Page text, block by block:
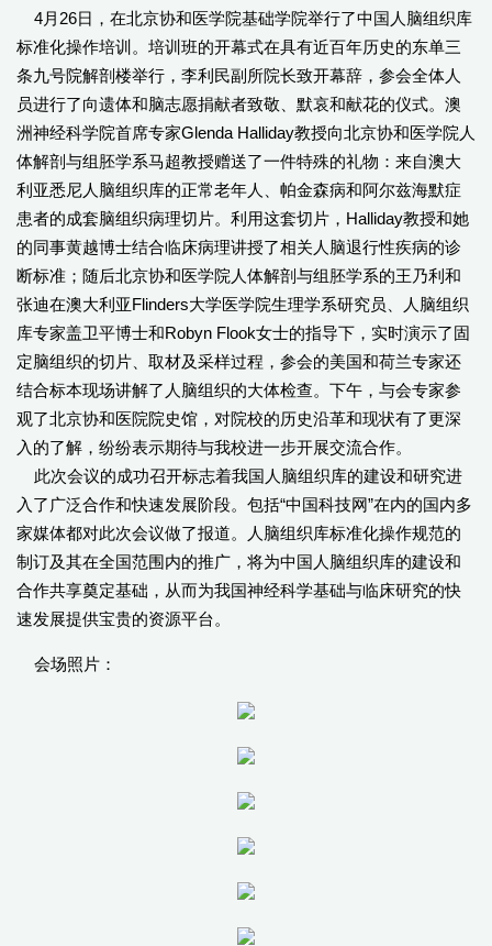
4月26日，在北京协和医学院基础学院举行了中国人脑组织库
标准化操作培训。培训班的开幕式在具有近百年历史的东单三
条九号院解剖楼举行，李利民副所院长致开幕辞，参会全体人
员进行了向遗体和脑志愿捐献者致敬、默哀和献花的仪式。澳
洲神经科学院首席专家Glenda Halliday教授向北京协和医学院人
体解剖与组胚学系马超教授赠送了一件特殊的礼物：来自澳大
利亚悉尼人脑组织库的正常老年人、帕金森病和阿尔兹海默症
患者的成套脑组织病理切片。利用这套切片，Halliday教授和她
的同事黄越博士结合临床病理讲授了相关人脑退行性疾病的诊
断标准；随后北京协和医学院人体解剖与组胚学系的王乃利和
张迪在澳大利亚Flinders大学医学院生理学系研究员、人脑组织
库专家盖卫平博士和Robyn Flook女士的指导下，实时演示了固
定脑组织的切片、取材及采样过程，参会的美国和荷兰专家还
结合标本现场讲解了人脑组织的大体检查。下午，与会专家参
观了北京协和医院院史馆，对院校的历史沿革和现状有了更深
入的了解，纷纷表示期待与我校进一步开展交流合作。
此次会议的成功召开标志着我国人脑组织库的建设和研究进
入了广泛合作和快速发展阶段。包括“中国科技网”在内的国内多
家媒体都对此次会议做了报道。人脑组织库标准化操作规范的
制订及其在全国范围内的推广，将为中国人脑组织库的建设和
合作共享奠定基础，从而为我国神经科学基础与临床研究的快
速发展提供宝贵的资源平台。
会场照片：